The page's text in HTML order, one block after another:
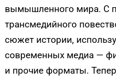
вымышленного мира. С
трансмедийного
сюжет истории,
современных медиа —
и прочие форматы.